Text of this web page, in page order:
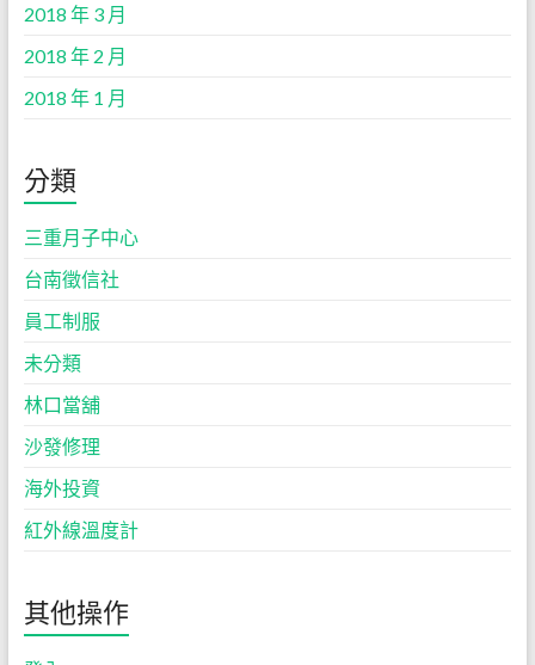
2018 年 3 月
2018 年 2 月
2018 年 1 月
分類
三重月子中心
台南徵信社
員工制服
未分類
林口當舖
沙發修理
海外投資
紅外線溫度計
其他操作